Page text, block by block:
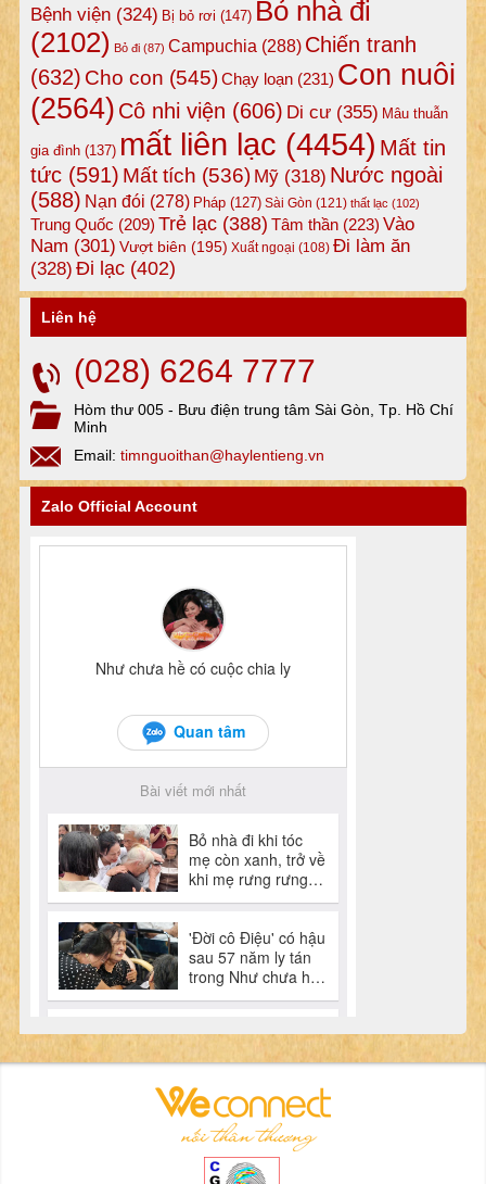
Bệnh viện(324) Bị bỏ rơi (147) Bỏ nhà đi
(2102) Bỏ đi(87) Campuchia (288) Chiến tranh
(632) Cho con (545)Chạy loạn(231) Con nuôi
(2564) Cô nhi viện (606) Di cư(355) Mâu thuẫn
gia đình(137) mất liên lạc (4454) Mất tin
tức(591) Mất tích (536) Mỹ(318) Nước ngoài
(588) Nạn đói (278) Pháp(127) Sài Gòn (121) thất lạc (102)
Trung Quốc (209) Trẻ lạc(388) Tâm thần(223) Vào
Nam (301) Vượt biên (195) Xuất ngoại (108) Đi làm ăn
(328) Đi lạc(402)
Liên hệ
(028) 6264 7777
Hòm thư 005 - Bưu điện trung tâm Sài Gòn, Tp. Hồ Chí
Minh
Email: timnguoithan@haylentieng.vn
Zalo Official Account